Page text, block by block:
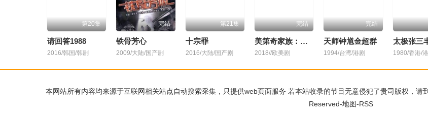
第20集
请回答1988
2016/韩国/韩剧
完结
铁骨芳心
2009/大陆/国产剧
第21集
十宗罪
2016/大陆/国产剧
完结
美第奇家族：翡冷翠名门第二季
2018//欧美剧
完结
天师钟馗金超群
1994/台湾/港剧
太极张三
1980/香港/
本网站所有内容均来源于互联网相关站点自动搜索采集，只提供web页面服务 若本站收录的节目无意侵犯了贵司版权，
Reserved-地图-RSS